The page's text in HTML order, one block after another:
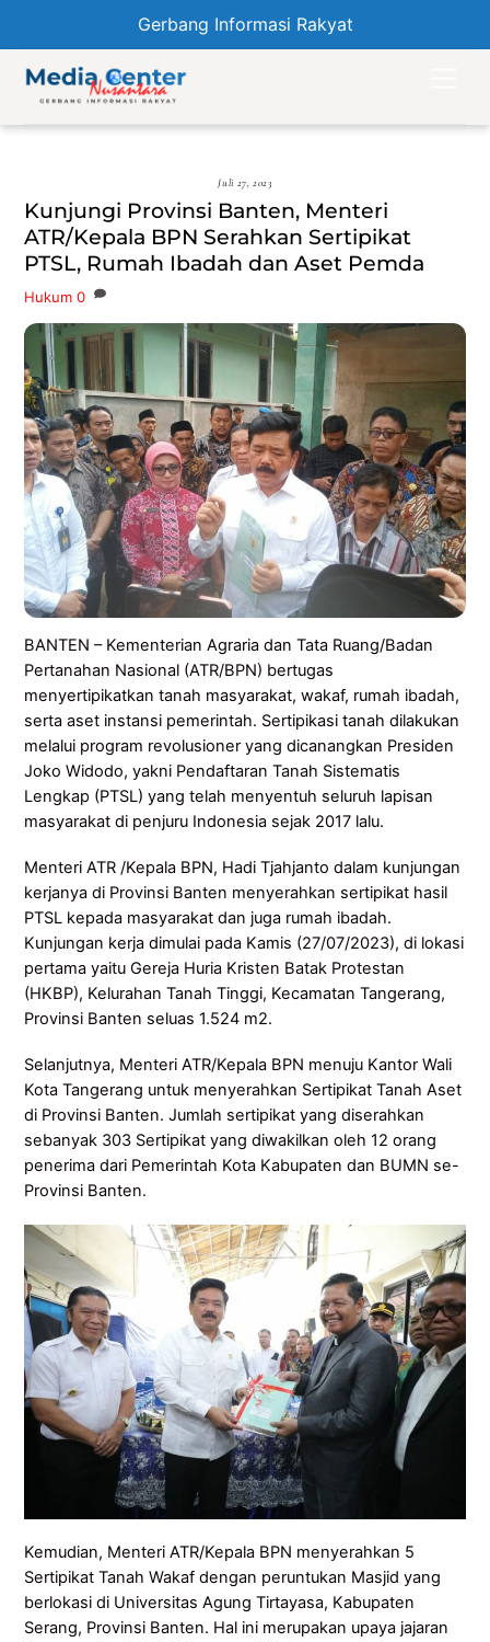
Gerbang Informasi Rakyat
content
Juli 27, 2023
Kunjungi Provinsi Banten, Menteri
ATR/Kepala BPN Serahkan Sertipikat
PTSL, Rumah Ibadah dan Aset Pemda
Hukum 0
BANTEN – Kementerian Agraria dan Tata Ruang/Badan
Pertanahan Nasional (ATR/BPN) bertugas
menyertipikatkan tanah masyarakat, wakaf, rumah ibadah,
serta aset instansi pemerintah. Sertipikasi tanah dilakukan
melalui program revolusioner yang dicanangkan Presiden
Joko Widodo, yakni Pendaftaran Tanah Sistematis
Lengkap (PTSL) yang telah menyentuh seluruh lapisan
masyarakat di penjuru Indonesia sejak 2017 lalu.
Menteri ATR /Kepala BPN, Hadi Tjahjanto dalam kunjungan
kerjanya di Provinsi Banten menyerahkan sertipikat hasil
PTSL kepada masyarakat dan juga rumah ibadah.
Kunjungan kerja dimulai pada Kamis (27/07/2023), di lokasi
pertama yaitu Gereja Huria Kristen Batak Protestan
(HKBP), Kelurahan Tanah Tinggi, Kecamatan Tangerang,
Provinsi Banten seluas 1.524 m2.
Selanjutnya, Menteri ATR/Kepala BPN menuju Kantor Wali
Kota Tangerang untuk menyerahkan Sertipikat Tanah Aset
di Provinsi Banten. Jumlah sertipikat yang diserahkan
sebanyak 303 Sertipikat yang diwakilkan oleh 12 orang
penerima dari Pemerintah Kota Kabupaten dan BUMN se-
Provinsi Banten.
Kemudian, Menteri ATR/Kepala BPN menyerahkan 5
Sertipikat Tanah Wakaf dengan peruntukan Masjid yang
berlokasi di Universitas Agung Tirtayasa, Kabupaten
Serang, Provinsi Banten. Hal ini merupakan upaya jajaran